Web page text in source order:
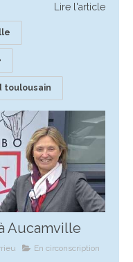
Lire l'article
toulousain
Aucamville
En circonscription